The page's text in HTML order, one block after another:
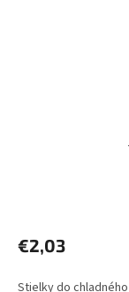
€2,03
Stielky do